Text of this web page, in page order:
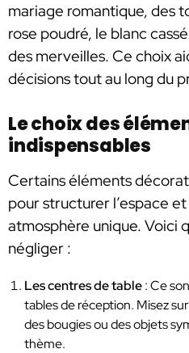
mariage romantique, des
rose poudré, le blanc
des merveilles. Ce choix
décisions tout au long du
Le choix des
indispensables
Certains éléments
pour structurer l’espace
atmosphère unique. Voici
négliger :
Les centres de table: Ce
tables de réception. Misez
des bougies ou des objets
thème.